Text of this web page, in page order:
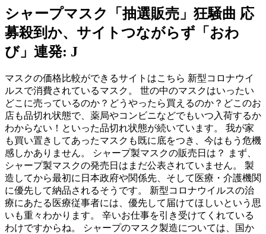
シャープマスク「抽選販売」狂騒曲 応
募殺到か、サイトつながらず「おわ
び」連発: J
マスクの価格比較ができるサイトはこちら 新型コロナウイ
ルスで消費されているマスク。 世の中のマスクはいったい
どこに売っているのか？どうやったら買えるのか？どこのお
店も品切れ状態で、薬局やコンビニなどでもいつ入荷するか
わからない！といった品切れ状態が続いています。 我が家
も買い置きしてあったマスクも既に底をつき、今はもう危機
感しかありません。 シャープ製マスクの販売日は？ まず、
シャープ製マスクの発売日はまだ公表されていません。 製
造してから最初に日本政府や関係先、そして医療・介護機関
に優先して納品されるそうです。 新型コロナウイルスの治
療にあたる医療従事者には、優先して届けてほしいという思
いも重々わかります。 辛いお仕事を引き受けてくれている
わけですからね。 シャープのマスク製造については、国か